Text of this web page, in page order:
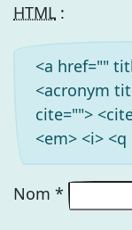
HTML :
<a href=""
<acronym
cite="">
<em> <i>
Nom *